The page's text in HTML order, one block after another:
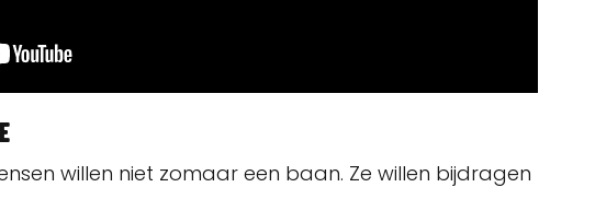
willen niet zomaar een baan. Ze willen bijdragen